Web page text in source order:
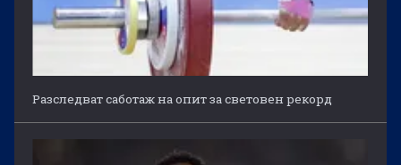
Разследват саботаж на опит за световен рекорд